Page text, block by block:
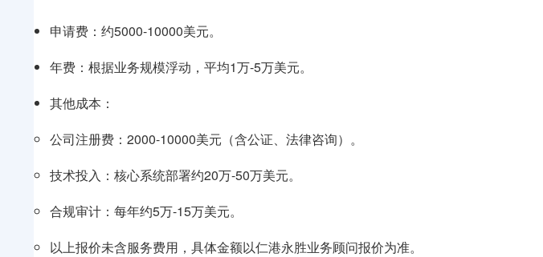
申请费：约5000-10000美元。
年费：根据业务规模浮动，平均1万-5万美元。
其他成本：
公司注册费：2000-10000美元（含公证、法律咨询）。
技术投入：核心系统部署约20万-50万美元。
合规审计：每年约5万-15万美元。
以上报价未含服务费用，具体金额以仁港永胜业务顾问报价为准。